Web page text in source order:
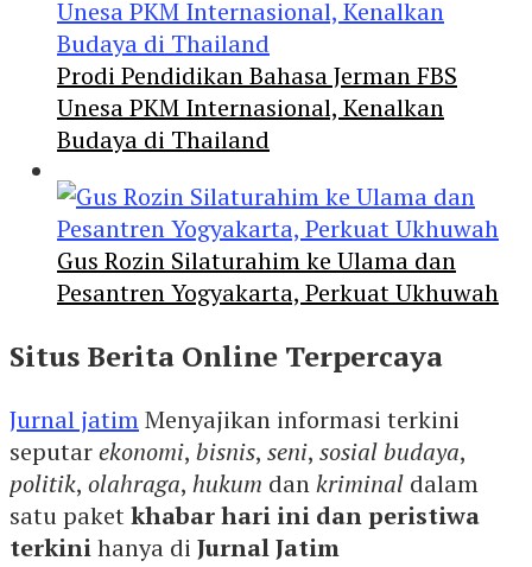
Prodi Pendidikan Bahasa Jerman FBS
Unesa PKM Internasional, Kenalkan
Budaya di Thailand
Gus Rozin Silaturahim ke Ulama dan
Pesantren Yogyakarta, Perkuat Ukhuwah
Situs Berita Online Terpercaya
Jurnal jatimMenyajikan informasi terkini
seputarekonomi, bisnis, seni, sosial budaya,
politik, olahraga, hukum dankriminal dalam
satu paketkhabar hari ini dan peristiwa
terkinihanya di Jurnal Jatim